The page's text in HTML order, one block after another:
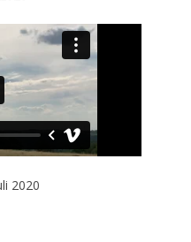
2020